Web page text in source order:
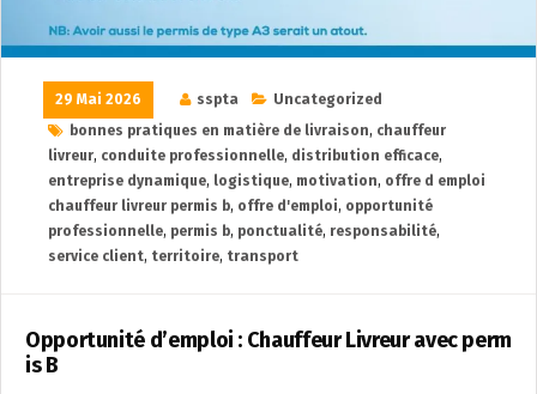
29 Mai 2026 sspta
Uncategorized
bonnes pratiques en matière de livraison, chauffeur
livreur, conduite professionnelle, distribution efficace,
entreprise dynamique, logistique, motivation, offre d emploi
chauffeur livreur permis b, offre d'emploi, opportunité
professionnelle, permis b, ponctualité, responsabilité,
service client, territoire, transport
Opportunité d’emploi : Chauffeur Livreur avec perm
is B